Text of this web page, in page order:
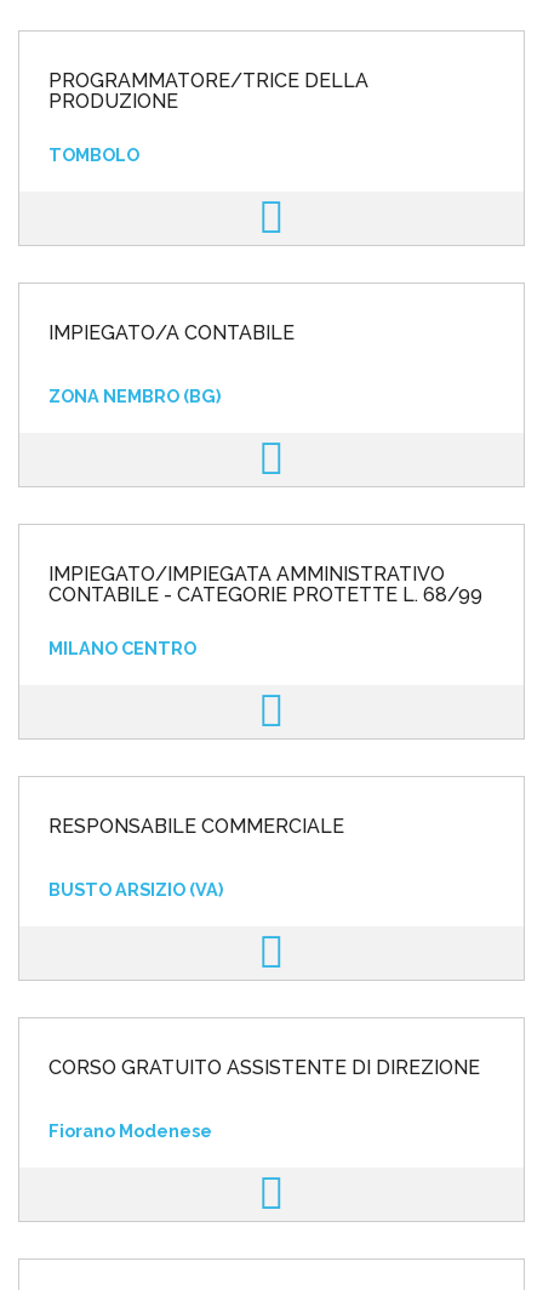
PROGRAMMATORE/TRICE DELLA
PRODUZIONE
TOMBOLO
IMPIEGATO/A CONTABILE
ZONA NEMBRO (BG)
IMPIEGATO/IMPIEGATA AMMINISTRATIVO
CONTABILE - CATEGORIE PROTETTE L. 68/99
MILANO CENTRO
RESPONSABILE COMMERCIALE
BUSTO ARSIZIO (VA)
CORSO GRATUITO ASSISTENTE DI DIREZIONE
Fiorano Modenese